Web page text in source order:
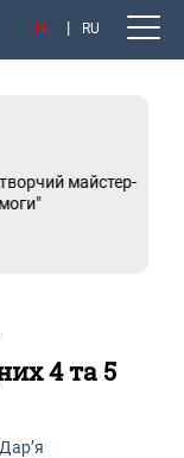
UA RU
майстер-
4 та 5